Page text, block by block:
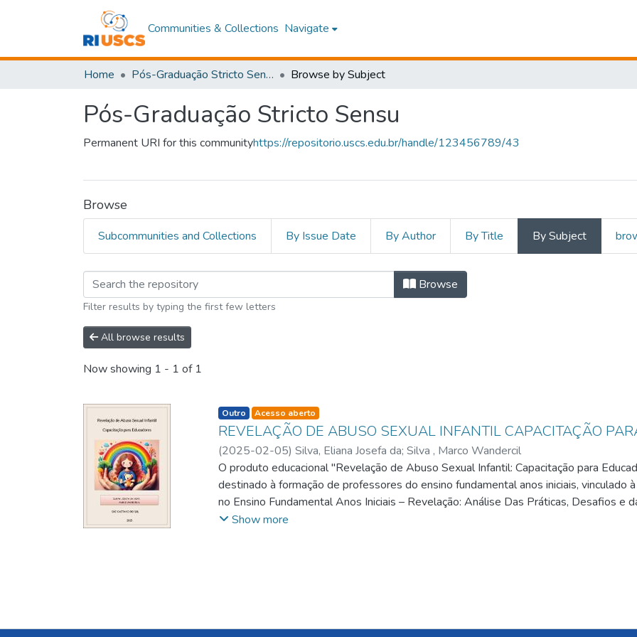
Communities & Collections Navigate
Home Pós-Graduação Stricto Sensu Browse by Subject
Pós-Graduação Stricto Sensu
Permanent URI for this communityhttps://repositorio.uscs.edu.br/handle/123456789/43
Browse
Subcommunities and Collections By Issue Date By Author By Title By Subject
Browsing Pós-Graduação Stricto Sensu by
Browse
Filter results by typing the first few letters
All browse results
Now showing 1 - 1 of 1
listelement.badge.dso-type
Outro Acesso aberto
REVELAÇÃO DE ABUSO SEXUAL INFANTIL CAPACITAÇÃO
(2025-02-05) Silva, Eliana Josefa da; Silva , Marco Wandercil
O produto educacional "Revelação de Abuso Sexual Infantil: Capacitação para
destinado à formação de professores do ensino fundamental anos iniciais, vinculado
no Ensino Fundamental Anos Iniciais – Revelação: Análise Das Práticas, Desafios e
do ABC Paulista". Justificase pela necessidade de preparar os educadores para lidar
discussões e atividades práticas, garantindo um aprendizado dinâmico e aplicado à
complementado por materiais didáticos, como planos de aula temáticos e uma
Show more